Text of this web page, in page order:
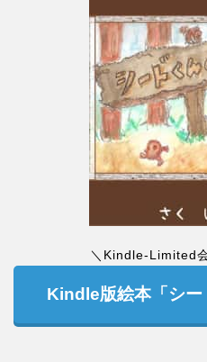
＼Kindle-Limited
Kindle版絵本「シー